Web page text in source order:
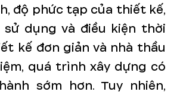
độ phức tạp của thiết kế,
sử dụng và điều kiện thời
kế đơn giản và nhà thầu
quá trình xây dựng có
sớm hơn. Tuy nhiên,